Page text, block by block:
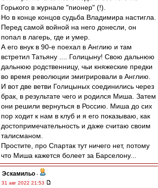
Горького в журнале "пионер" (!).
Но в конце концов судьба Владимира настигла.
Перед самой войной на него донесли, он
попал в лагерь, где и умер.
А его внук в 90-е поехал в Англию и там
встретил Татьяну .... Голицыну! Свою дальнюю
дальнюю родственницу, чьи княжеские предки
во время революции эмигрировали в Англию.
И вот две ветви Голицыных соединились через
брак, в результате чего и родился Миша. Затем
они решили вернуться в Россию. Миша до сих
пор ходит к нам в клуб и я его показываю, как
достопримечательность и даже считаю своим
талисманом.
Простите, про Спартак тут ничего нет, потому
что Миша кажется болеет за Барселону...
Эскамильо -
31 авг 2022 21:53